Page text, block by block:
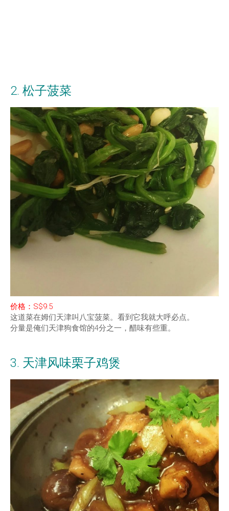
2. 松子菠菜
价格：S$9.5
这道菜在姆们天津叫八宝菠菜。看到它我就大呼必点。
分量是俺们天津狗食馆的4分之一，醋味有些重。
3. 天津风味栗子鸡煲